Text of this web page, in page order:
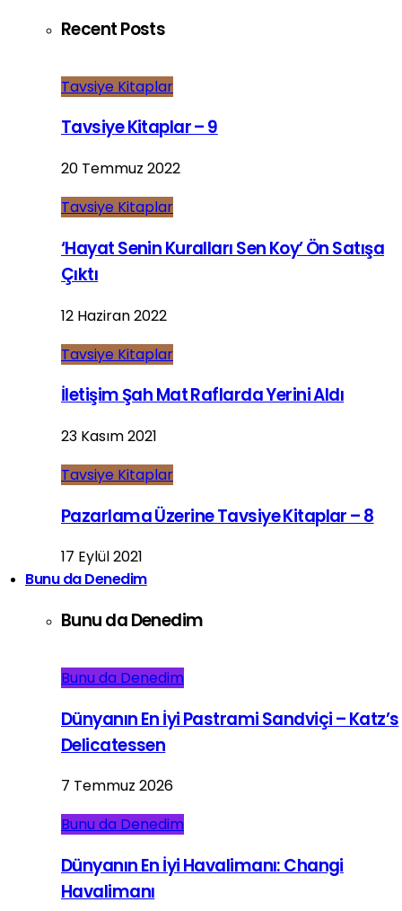
Recent Posts
Tavsiye Kitaplar
Tavsiye Kitaplar – 9
20 Temmuz 2022
Tavsiye Kitaplar
‘Hayat Senin Kuralları Sen Koy’ Ön Satışa
Çıktı
12 Haziran 2022
Tavsiye Kitaplar
İletişim Şah Mat Raflarda Yerini Aldı
23 Kasım 2021
Tavsiye Kitaplar
Pazarlama Üzerine Tavsiye Kitaplar – 8
17 Eylül 2021
Bunu da Denedim
Bunu da Denedim
Bunu da Denedim
Dünyanın En İyi Pastrami Sandviçi – Katz’s
Delicatessen
7 Temmuz 2026
Bunu da Denedim
Dünyanın En İyi Havalimanı: Changi
Havalimanı